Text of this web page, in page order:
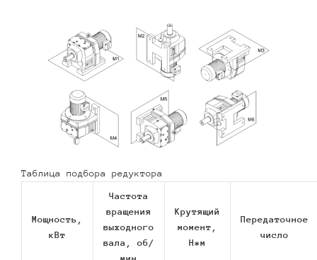
Таблица подбора редуктора
Мощность,
кВт
Частота
вращения
выходного
вала, об/
Крутящий
момент,
Н*м
Передаточное
число